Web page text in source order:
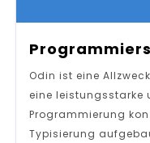
Odin ist eine
eine leistungsstarke
Programmierung
Typisierung